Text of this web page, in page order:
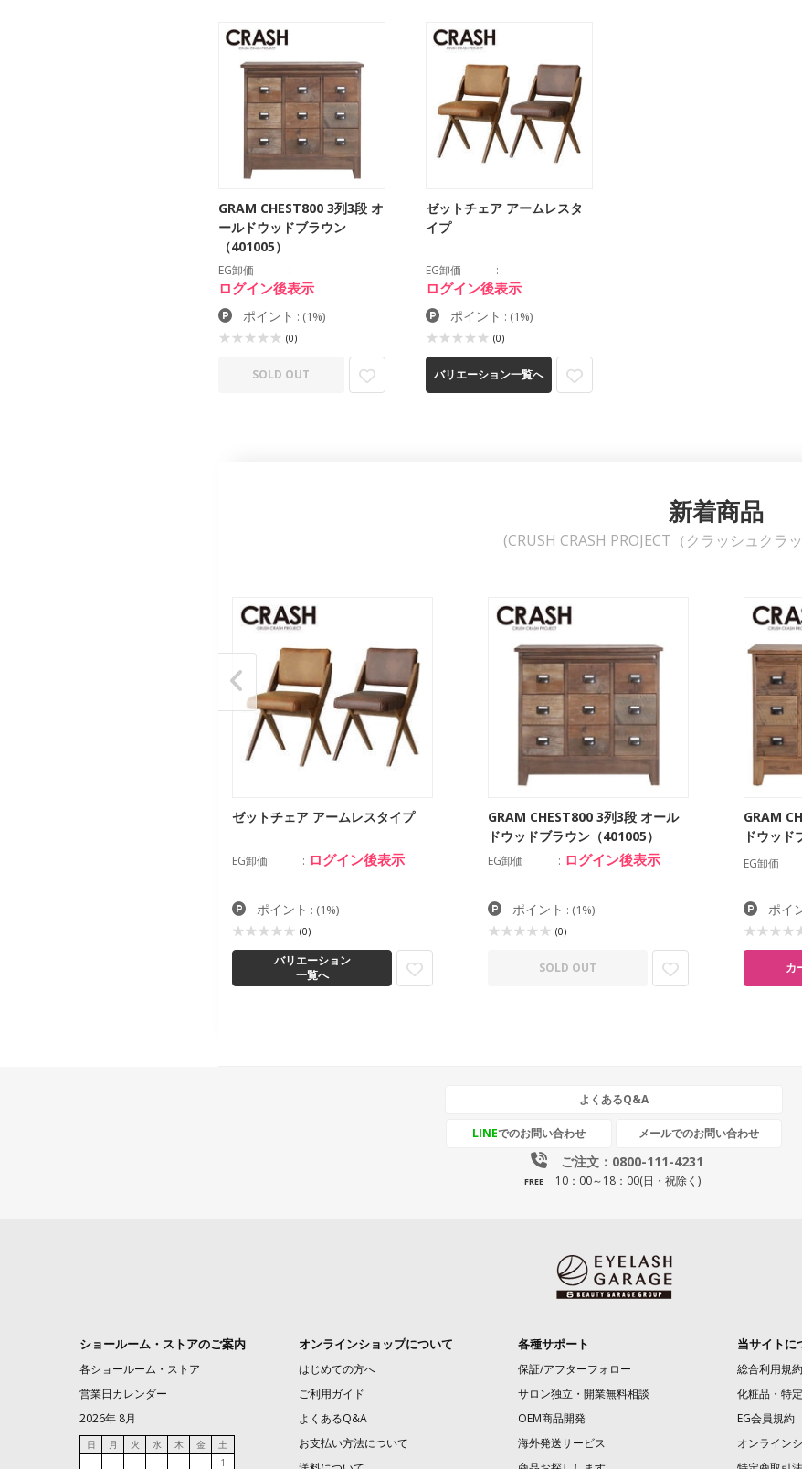
GRAM CHEST800 3列3段 オ
ールドウッドブラウン
（401005）
EG卸価
ログイン後表示
ポイント : (1%)
(0)
SOLD OUT
ゼットチェア アームレスタ
イプ
EG卸価
ログイン後表示
ポイント : (1%)
(0)
バリエーション一覧へ
新着商品
(CRUSH CRASH PROJECT（クラッシュクラ
ゼットチェア アームレスタイプ
EG卸価 ログイン後表示
ポイント : (1%)
(0)
バリエーション
一覧へ
GRAM CHEST800 3列3段 オール
ドウッドブラウン（401005）
EG卸価 ログイン後表示
ポイント : (1%)
(0)
SOLD OUT
GRAM
ドウッド
EG卸価
ポイ
カ
よくあるQ&A
LINEでのお問い合わせ メールでのお問い合わせ
ご注文：0800-111-4231
FREE 10：00～18：00(日・祝除く)
ショールーム・ストアのご案内
各ショールーム・ストア
営業日カレンダー
2026年 8月
日 月 火 水 木 金
土
1
オンラインショップについて
はじめての方へ
ご利用ガイド
よくあるQ&A
お支払い方法について
各種サポート
保証/アフターフォロー
サロン独立・開業無料相談
OEM商品開発
海外発送サービス
当サイトに
総合利用規約
化粧品・特
EG会員規約
オンライン